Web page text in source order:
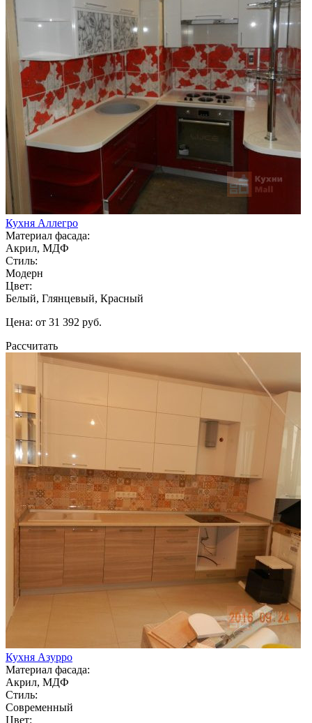
Кухня Аллегро
Материал фасада:
Акрил, МДФ
Стиль:
Модерн
Цвет:
Белый, Глянцевый, Красный
Цена: от 31 392 руб.
Рассчитать
Кухня Азурро
Материал фасада:
Акрил, МДФ
Стиль:
Современный
Цвет: